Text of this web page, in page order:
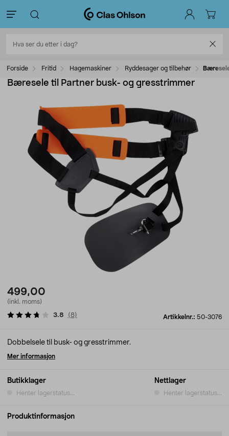
Forside Fritid Hagemaskiner Ryddesager og tilbehør
Bæresele til Partner busk- og gresstrimmer
499,00
(inkl. moms)
Artikkelnr.: 50-3076
3.8 (8)
Butikklager
Henter lagerstatus...
Nettlager
Henter lagerstatus...
Dobbelsele til busk- og gresstrimmer.
Mer informasjon
Produktinformasjon